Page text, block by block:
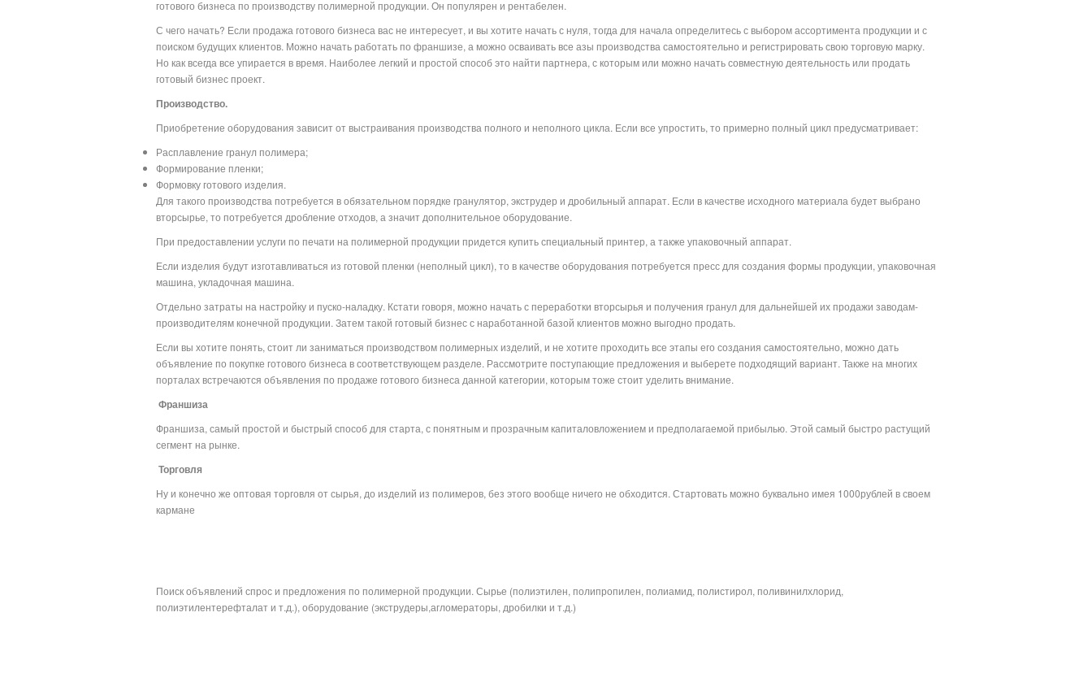
готового бизнеса по производству полимерной продукции. Он популярен и рентабелен.
С чего начать? Если продажа готового бизнеса вас не интересует, и вы хотите начать с нуля, тогда для начала определитесь с выбором ассортимента продукции и с
поиском будущих клиентов. Можно начать работать по франшизе, а можно осваивать все азы производства самостоятельно и регистрировать свою торговую марку.
Но как всегда все упирается в время. Наиболее легкий и простой способ это найти партнера, с которым или можно начать совместную деятельность или продать
готовый бизнес проект.
Производство.
Приобретение оборудования зависит от выстраивания производства полного и неполного цикла. Если все упростить, то примерно полный цикл предусматривает:
Расплавление гранул полимера;
Формирование пленки;
Формовку готового изделия.
Для такого производства потребуется в обязательном порядке гранулятор, экструдер и дробильный аппарат. Если в качестве исходного материала будет выбрано
вторсырье, то потребуется дробление отходов, а значит дополнительное оборудование.
При предоставлении услуги по печати на полимерной продукции придется купить специальный принтер, а также упаковочный аппарат.
Если изделия будут изготавливаться из готовой пленки (неполный цикл), то в качестве оборудования потребуется пресс для создания формы продукции, упаковочная
машина, укладочная машина.
Отдельно затраты на настройку и пуско-наладку. Кстати говоря, можно начать с переработки вторсырья и получения гранул для дальнейшей их продажи заводам-
производителям конечной продукции. Затем такой готовый бизнес с наработанной базой клиентов можно выгодно продать.
Если вы хотите понять, стоит ли заниматься производством полимерных изделий, и не хотите проходить все этапы его создания самостоятельно, можно дать
объявление по покупке готового бизнеса в соответствующем разделе. Рассмотрите поступающие предложения и выберете подходящий вариант. Также на многих
порталах встречаются объявления по продаже готового бизнеса данной категории, которым тоже стоит уделить внимание.
Франшиза
Франшиза, самый простой и быстрый способ для старта, с понятным и прозрачным капиталовложением и предполагаемой прибылью. Этой самый быстро растущий
сегмент на рынке.
Торговля
Ну и конечно же оптовая торговля от сырья, до изделий из полимеров, без этого вообще ничего не обходится. Стартовать можно буквально имея 1000рублей в своем
кармане
Поиск объявлений спрос и предложения по полимерной продукции. Сырье (полиэтилен, полипропилен, полиамид, полистирол, поливинилхлорид,
полиэтилентерефталат и т.д.), оборудование (экструдеры,агломераторы, дробилки и т.д.)